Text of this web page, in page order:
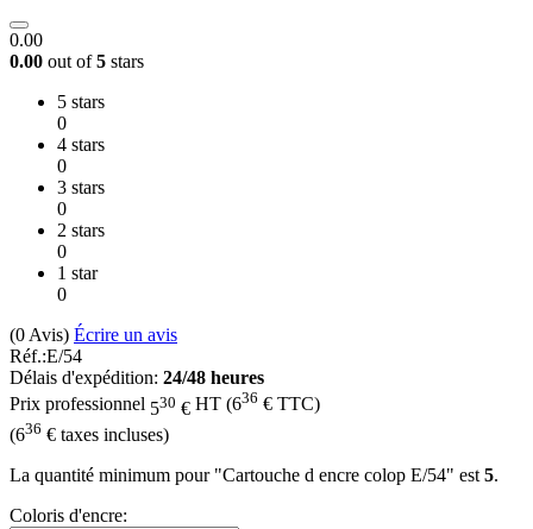
0.00
0.00 out of5 stars
5 stars
0
4 stars
0
3 stars
0
2 stars
0
1 star
0
(0 Avis) Écrire un avis
Réf.:E/54
Délais d'expédition: 24/48 heures
Prix professionnel 530 € HT (636 € TTC)
(636 € taxes incluses)
La quantité minimum pour "Cartouche d encre colop E/54" est 5.
Coloris d'encre: